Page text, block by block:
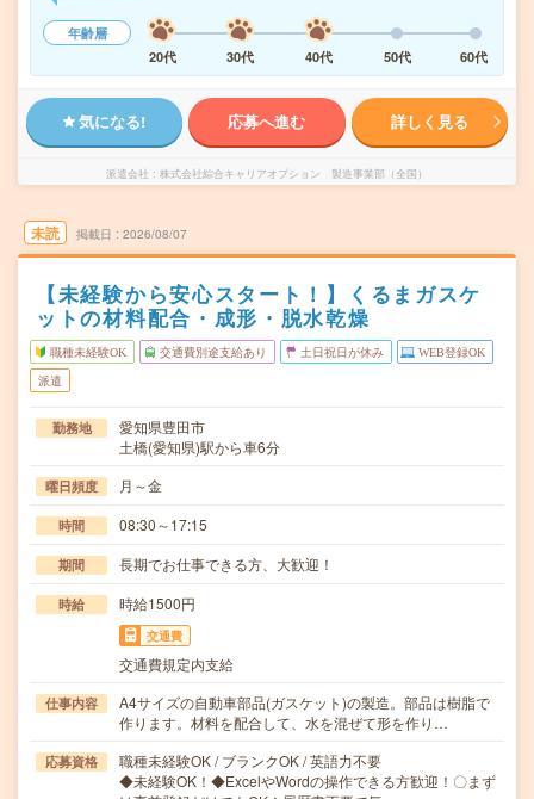
年齢層
20代
30代 40代 50代 60代
気になる! 応募へ進む 詳しく見る
派遣会社 株式会社綜合キャリアオプション 製造事業部（全国）
未読 掲載日 2026/08/07
【未経験から安心スタート！】くるまガスケ
ットの材料配合・成形・脱水乾燥
職種未経験OK 交通費別途支給あり 土日祝日が休み WEB登録OK
派遣
勤務地
愛知県豊田市
土橋(愛知県)駅から車6分
曜日頻度 月～金
時間 08:30～17:15
期間 長期でお仕事できる方、大歓迎！
時給 時給1500円
交通費
交通費規定内支給
仕事内容
A4サイズの自動車部品(ガスケット)の製造。部品は樹脂で
作ります。材料を配合して、水を混ぜて形を作り…
応募資格
職種未経験OK / ブランクOK / 英語力不要
◆未経験OK！◆ExcelやWordの操作できる方歓迎！〇まず